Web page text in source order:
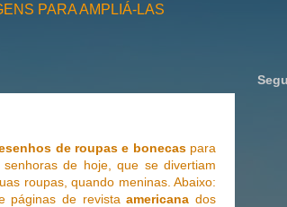
PARA AMPLIÁ-LAS
de roupas e bonecas para
de hoje, que se divertiam
roupas, quando meninas. Abaixo:
páginas de revistaamericana dos